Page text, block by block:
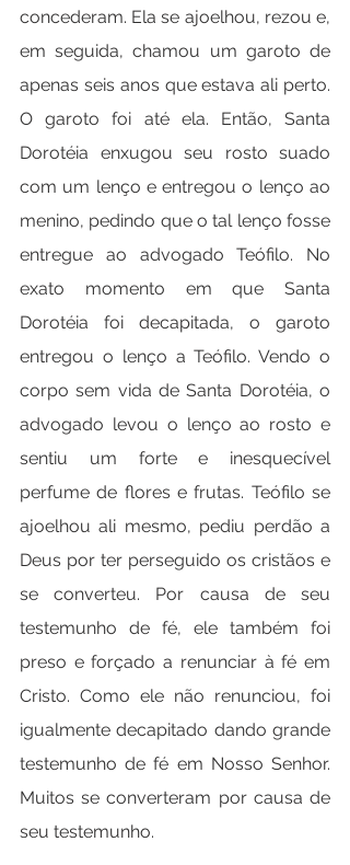
concederam. Ela se ajoelhou, rezou e,
em seguida, chamou um garoto de
apenas seis anos que estava ali perto.
O garoto foi até ela. Então, Santa
Dorotéia enxugou seu rosto suado
com um lenço e entregou o lenço ao
menino, pedindo que o tal lenço fosse
entregue ao advogado Teófilo. No
exato momento em que Santa
Dorotéia foi decapitada, o garoto
entregou o lenço a Teófilo. Vendo o
corpo sem vida de Santa Dorotéia, o
advogado levou o lenço ao rosto e
sentiu um forte e inesquecível
perfume de flores e frutas. Teófilo se
ajoelhou ali mesmo, pediu perdão a
Deus por ter perseguido os cristãos e
se converteu. Por causa de seu
testemunho de fé, ele também foi
preso e forçado a renunciar à fé em
Cristo. Como ele não renunciou, foi
igualmente decapitado dando grande
testemunho de fé em Nosso Senhor.
Muitos se converteram por causa de
seu testemunho.